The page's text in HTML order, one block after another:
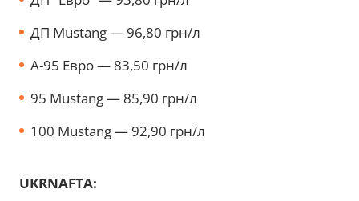
ДП Mustang — 96,80 грн/л
А-95 Евро — 83,50 грн/л
95 Mustang — 85,90 грн/л
100 Mustang — 92,90 грн/л
UKRNAFTA: